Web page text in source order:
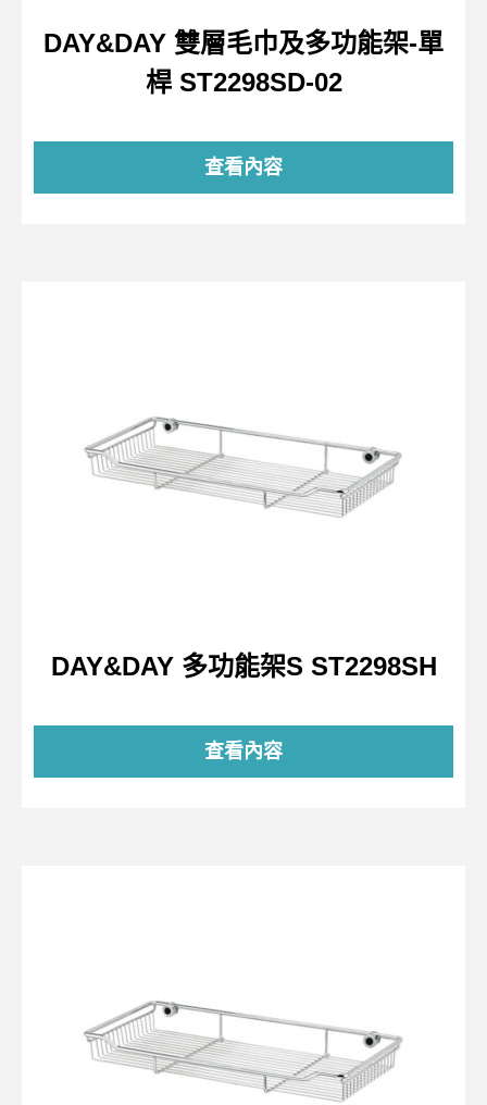
DAY&DAY 雙層毛巾及多功能架-單
桿 ST2298SD-02
查看內容
DAY&DAY 多功能架S ST2298SH
查看內容